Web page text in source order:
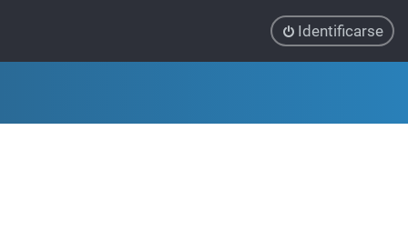
Identificarse